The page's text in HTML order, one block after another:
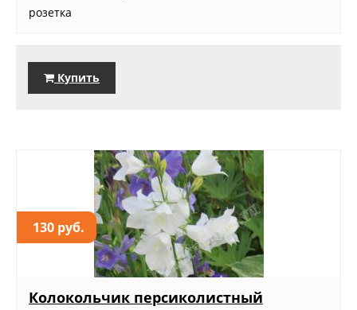
розетка
Купить
130 руб.
Колокольчик персиколистный